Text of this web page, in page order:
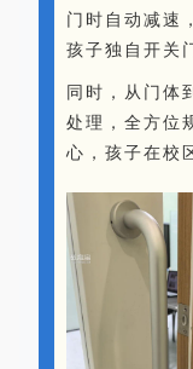
门时自动减速
孩子独自开关
同时，从门体
处理，全方位
心，孩子在校